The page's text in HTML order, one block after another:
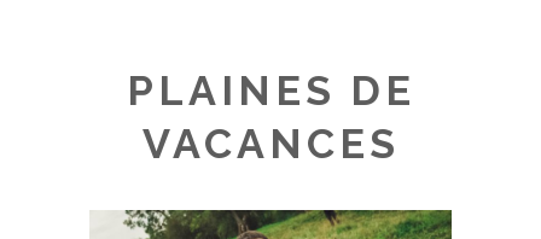
PLAINES DE
VACANCES